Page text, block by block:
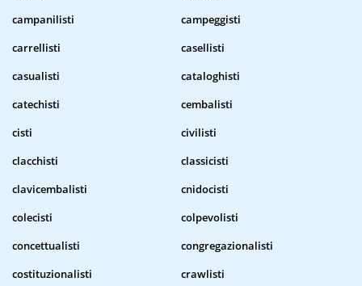
campanilisti
campeggisti
carrellisti
casellisti
casualisti
cataloghisti
catechisti
cembalisti
cisti
civilisti
clacchisti
classicisti
clavicembalisti
cnidocisti
colecisti
colpevolisti
concettualisti
congregazionalisti
costituzionalisti
crawlisti